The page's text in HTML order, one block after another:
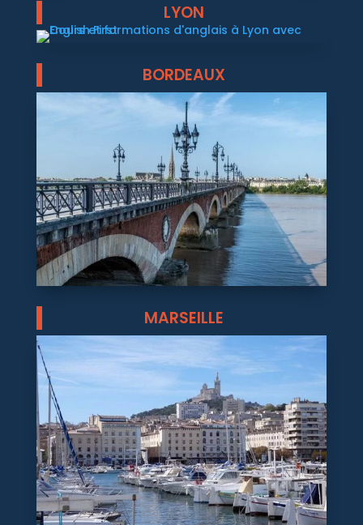
LYON
BORDEAUX
MARSEILLE